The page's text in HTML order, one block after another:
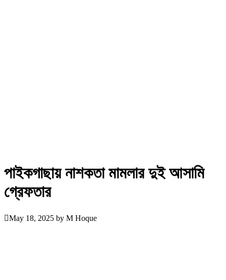
পাইকগাছায় নাশকতা মামলার দুই আসামি
গ্রেফতার
May 18, 2025 by M Hoque